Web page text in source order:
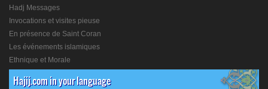
Hadj Messages
Invocations et visites pieuse
En présence de Saint Coran
Les événements islamiques
Ethnique et Morale
Hajij.com in your language